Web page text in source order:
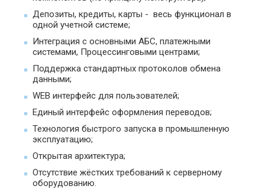
Депозиты, кредиты, карты - весь функционал в
одной учетной системе;
Интеграция с основными АБС, платежными
системами, Процессинговыми центрами;
Поддержка стандартных протоколов обмена
данными;
WEB интерфейс для пользователей;
Единый интерфейс оформления переводов;
Технология быстрого запуска в промышленную
эксплуатацию;
Открытая архитектура;
Отсутствие жёстких требований к серверному
оборудованию.